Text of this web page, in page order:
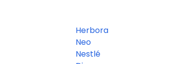
Herbora
Neo
Nestlé